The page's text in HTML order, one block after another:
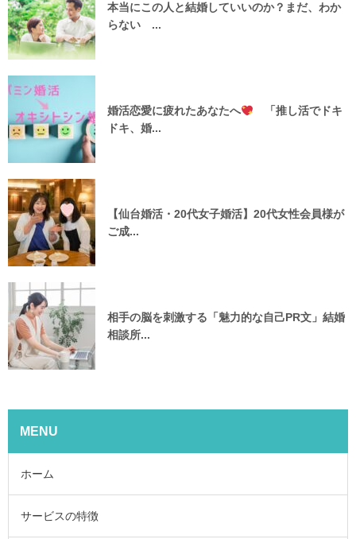
本当にこの人と結婚していいのか？まだ、わか
らない ...
婚活恋愛に疲れたあなたへ
「推し活でドキ
ドキ、婚...
【仙台婚活・20代女子婚活】20代女性会員様が
ご成...
相手の脳を刺激する「魅力的な自己PR文」結婚
相談所...
MENU
ホーム
サービスの特徴